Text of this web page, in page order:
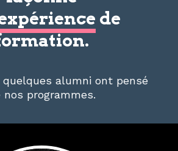
de
quelques alumni ont pensé
nos programmes.